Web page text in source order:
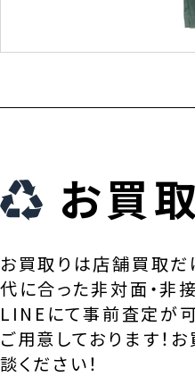
お買
お買取りは店舗買取だ
代に合った非対面・非
LINEにて事前査定が
ご用意しております！
談ください！